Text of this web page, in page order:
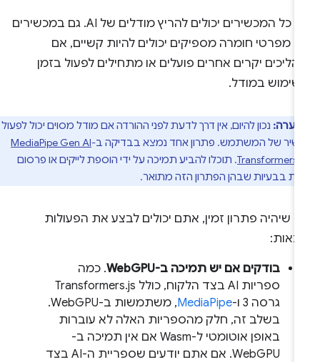
לא כל המכשירים יכולים להריץ מודלים של AI. גם במכשירים
מפרטי חומרה מספיקים יכולים להיות קשיים, אם
יקרים אחרים פועלים או מתחילים לפעול בזמן
במודל.
הערה:נכון להיום, אין דרך לדעת לפני ההורדה אם מודל מסוים יכול לפעול
של המשתמש. פתרון אחד נמצא בבדיקה ב-MediaPipe Gen AI
. תוכלו להביע תמיכה על ידי הוספת לייקים או פרסום
בבעיות שבהן הפתרון הזה מתואר.
שיהיה פתרון זמין, אתם יכולים לבצע את הפעולות
בודקים אם יש תמיכה ב-WebGPU
. כמה
ספריות AI בצד הלקוח, כולל Transformers.js
גרסה 3 ו-
MediaPipe
, משתמשות ב-WebGPU.
בשלב זה, חלק מהספריות האלה לא עוברות
באופן אוטומטי ל-Wasm אם אין תמיכה ב-
WebGPU. אם אתם יודעים שספריית ה-AI בצד